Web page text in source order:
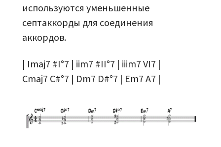
используются уменьшенные
септаккорды для соединения
аккордов.
| Imaj7 #I°7 | iim7 #II°7 | iiim7 VI7 |
Cmaj7 C#°7 | Dm7 D#°7 | Em7 A7 |